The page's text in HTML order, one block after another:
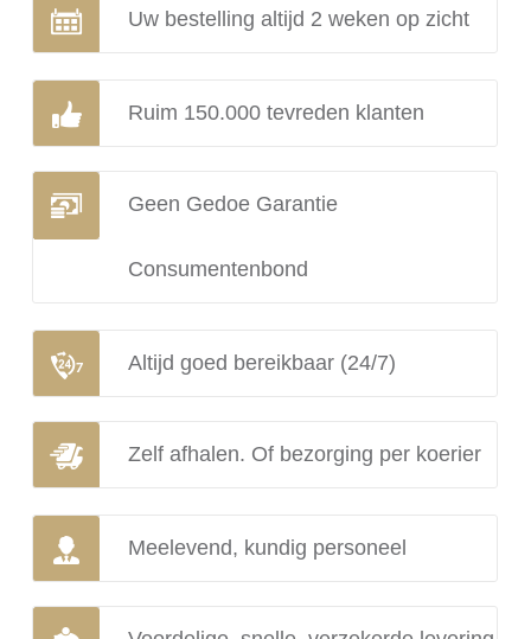
Uw bestelling altijd 2 weken op zicht
Ruim 150.000 tevreden klanten
Geen Gedoe Garantie
Consumentenbond
Altijd goed bereikbaar (24/7)
Zelf afhalen. Of bezorging per koerier
Meelevend, kundig personeel